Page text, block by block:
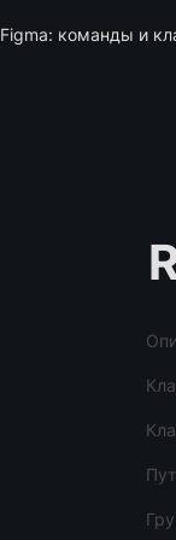
Figma: команды и